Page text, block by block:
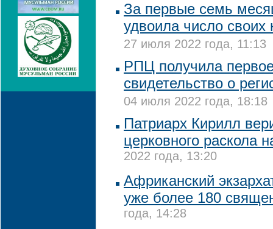
За первые семь
удвоила число
27 июля 2022 года, 11:13
РПЦ получила
свидетельство о
04 июля 2022 года, 18:18
Патриарх Кирилл
церковного раскола
2022 года, 13:20
Африканский
уже более 180
года, 14:28